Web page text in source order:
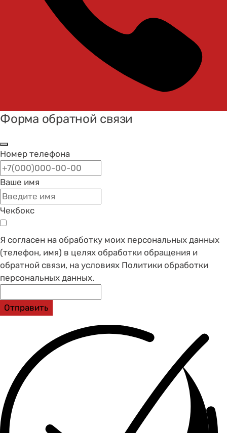
Форма обратной связи
Номер телефона
Ваше имя
Чекбокс
Я согласен на обработку моих персональных данных
(телефон, имя) в целях обработки обращения и
обратной связи, на условиях Политики обработки
персональных данных.
Отправить